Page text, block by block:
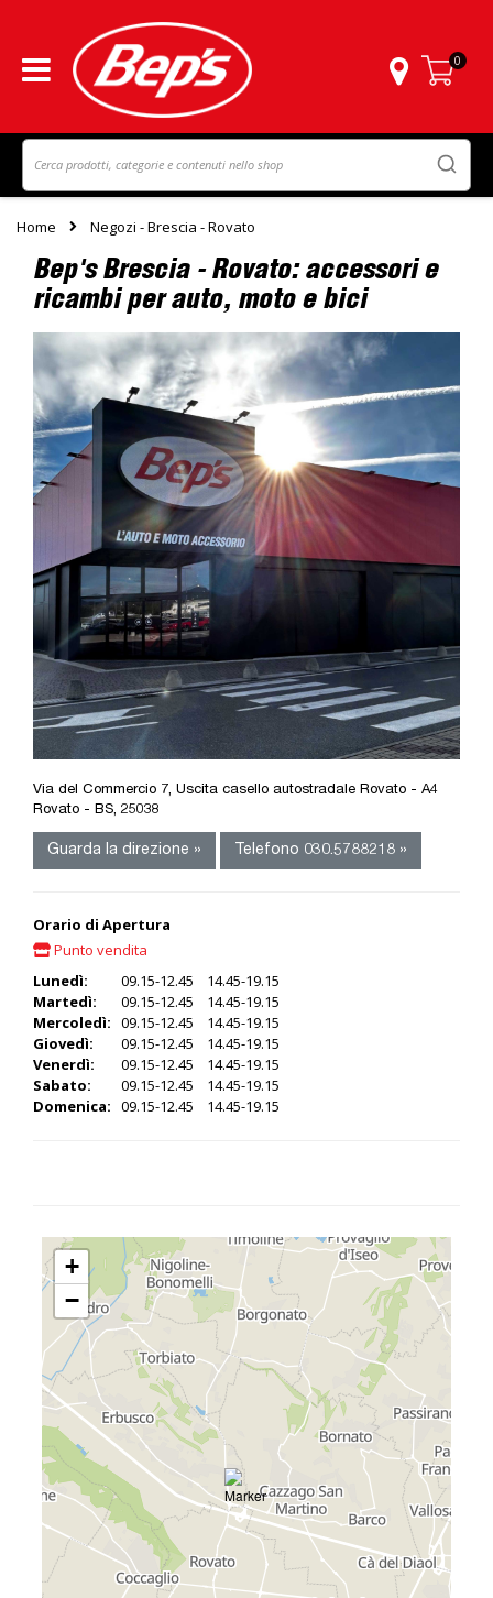
Carrello
0
Home Negozi - Brescia - Rovato
Bep's Brescia - Rovato: accessori e
ricambi per auto, moto e bici
Via del Commercio 7, Uscita casello autostradale Rovato - A4
Rovato - BS, 25038
Guarda la direzione » Telefono 030.5788218 »
Orario di Apertura
Punto vendita
Lunedì:
09.15-12.45 14.45-19.15
Martedì:
09.15-12.45 14.45-19.15
Mercoledì: 09.15-12.45 14.45-19.15
Giovedì:
09.15-12.45 14.45-19.15
Venerdì:
09.15-12.45 14.45-19.15
Sabato:
09.15-12.45 14.45-19.15
Domenica: 09.15-12.45 14.45-19.15